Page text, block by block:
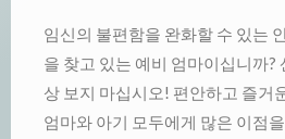
임신의 불편함을 완화할 수 있는
을 찾고 있는 예비 엄마이십니까?
상 보지 마십시오! 편안하고 즐거
엄마와 아기 모두에게 많은 이점